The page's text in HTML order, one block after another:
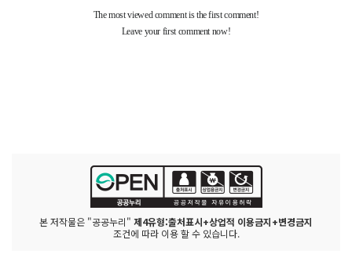
본 저작물은 "공공누리" 제4유형:출처표시+상업적 이용금지+변경금지
조건에 따라 이용 할 수 있습니다.